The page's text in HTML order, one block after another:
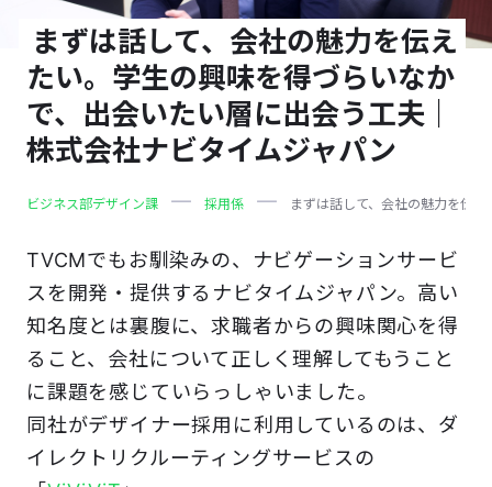
まずは話して、会社の魅力を伝え
たい。学生の興味を得づらいなか
で、出会いたい層に出会う工夫｜
株式会社ナビタイムジャパン
ビジネス部デザイン課 採用係 まずは話して、会社の魅力を伝
TVCMでもお馴染みの、ナビゲーションサービ
スを開発・提供するナビタイムジャパン。高い
知名度とは裏腹に、求職者からの興味関心を得
ること、会社について正しく理解してもうこと
に課題を感じていらっしゃいました。
同社がデザイナー採用に利用しているのは、ダ
イレクトリクルーティングサービスの